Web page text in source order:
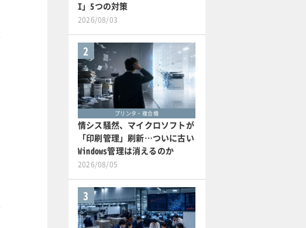
I」5つの対策
2026/08/03
2
プリンタ・複合機
情シス騒然、マイクロソフトが
「印刷管理」刷新…ついに古い
Windows管理は消えるのか
2026/08/05
3